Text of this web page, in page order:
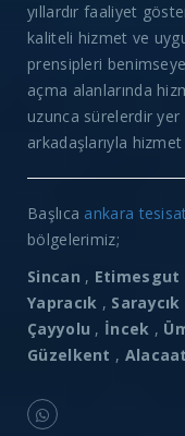
yıllardır faaliyet
kaliteli hizmet ve
prensipleri
açma alanlarında
uzunca sürelerdir
arkadaşlarıyla
Başlıca ankara
bölgelerimiz;
Sincan , Etimesgut
Yapracık ,
Çayyolu , İncek ,
Güzelkent ,